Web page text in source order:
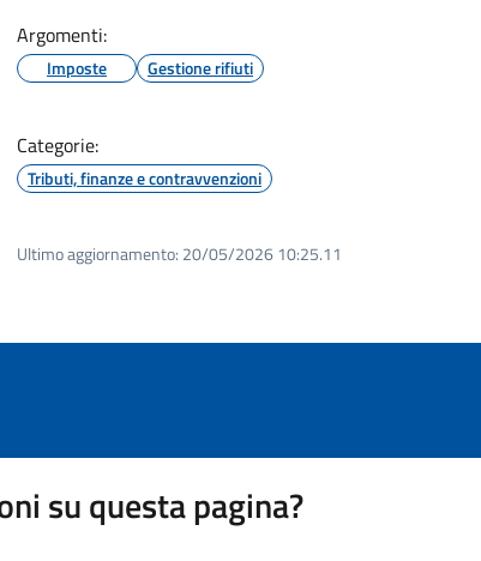
Argomenti:
Imposte Gestione rifiuti
Categorie:
Tributi, finanze e contravvenzioni
Ultimo aggiornamento: 20/05/2026 10:25.11
su questa pagina?